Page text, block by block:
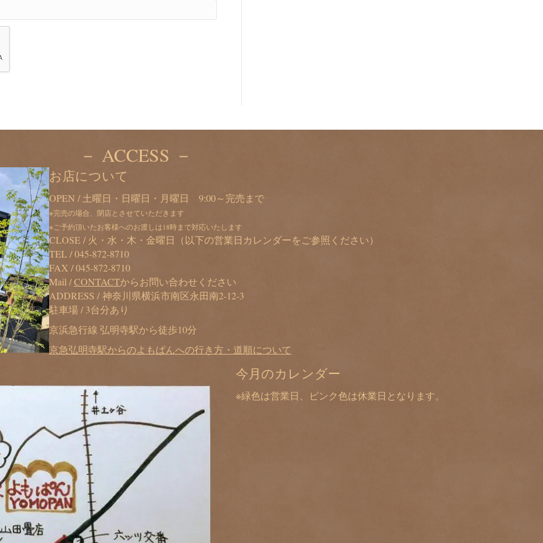
－ ACCESS －
お店について
OPEN / 土曜日・日曜日・月曜日 9:00～完売まで
※完売の場合、閉店とさせていただきます
※ご予約頂いたお客様へのお渡しは18時まで対応いたします
CLOSE / 火・水・木・金曜日（以下の営業日カレンダーをご参照ください）
TEL /045-872-8710
FAX / 045-872-8710
Mail /CONTACTからお問い合わせください
ADDRESS / 神奈川県横浜市南区永田南2-12-3
駐車場 / 3台分あり
京浜急行線 弘明寺駅から徒歩10分
京急弘明寺駅からのよもぱんへの行き方・道順について
今月のカレンダー
※緑色は営業日、ピンク色は休業日となります。